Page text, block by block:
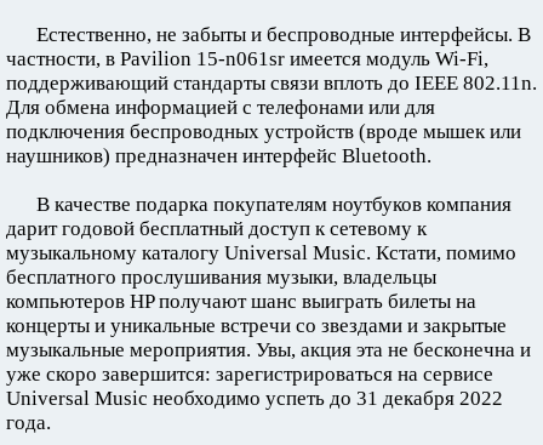
Естественно, не забыты и беспроводные интерфейсы. В
частности, в Pavilion 15-n061sr имеется модуль Wi-Fi,
поддерживающий стандарты связи вплоть до IEEE 802.11n.
Для обмена информацией с телефонами или для
подключения беспроводных устройств (вроде мышек или
наушников) предназначен интерфейс Bluetooth.
В качестве подарка покупателям ноутбуков компания
дарит годовой бесплатный доступ к сетевому к
музыкальному каталогу Universal Music. Кстати, помимо
бесплатного прослушивания музыки, владельцы
компьютеров HP получают шанс выиграть билеты на
концерты и уникальные встречи со звездами и закрытые
музыкальные мероприятия. Увы, акция эта не бесконечна и
уже скоро завершится: зарегистрироваться на сервисе
Universal Music необходимо успеть до 31 декабря 2022
года.